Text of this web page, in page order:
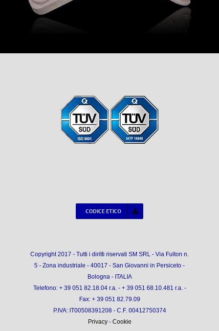
CODICE ETICO
Copyright 2017 - Tutti i diritti riservati SM SRL - Via Fulton n.
5 - Zona industriale - 40017 - San Giovanni in Persiceto -
Bologna - ITALIA
Telefono: + 39 051 82.18.04 r.a. - + 39 051 68.10.481 r.a. -
Fax: + 39 051 82.79.09
P.IVA: IT00508391208 - C.F. 00412750374
Privacy- Cookie